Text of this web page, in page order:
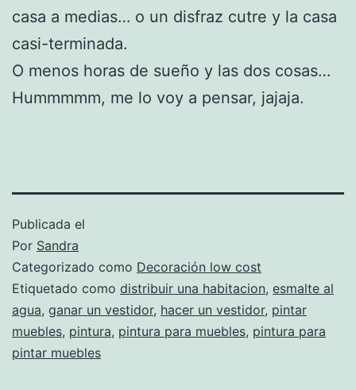
casa a medias… o un disfraz cutre y la casa
casi-terminada.
O menos horas de sueño y las dos cosas…
Hummmmm, me lo voy a pensar, jajaja.
Publicada el
Por Sandra
Categorizado como Decoración low cost
Etiquetado como distribuir una habitacion, esmalte al
agua, ganar un vestidor, hacer un vestidor, pintar
muebles, pintura, pintura para muebles, pintura para
pintar muebles